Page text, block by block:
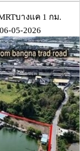
บางแค 1 กม.
05-2026